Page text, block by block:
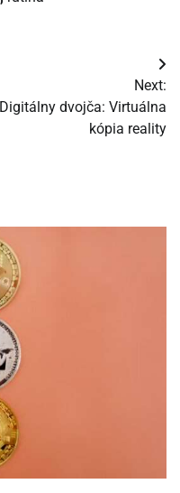
Next:
Digitálny dvojča: Virtuálna
kópia reality